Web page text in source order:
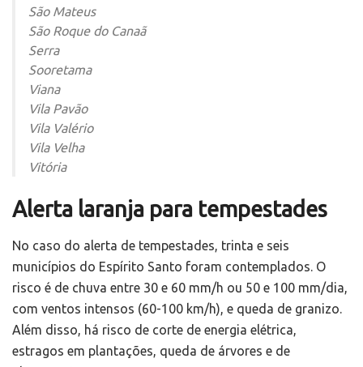
São Mateus
São Roque do Canaã
Serra
Sooretama
Viana
Vila Pavão
Vila Valério
Vila Velha
Vitória
Alerta laranja para tempestades
No caso do alerta de tempestades, trinta e seis
municípios do Espírito Santo foram contemplados. O
risco é de chuva entre 30 e 60 mm/h ou 50 e 100 mm/dia,
com ventos intensos (60-100 km/h), e queda de granizo.
Além disso, há risco de corte de energia elétrica,
estragos em plantações, queda de árvores e de